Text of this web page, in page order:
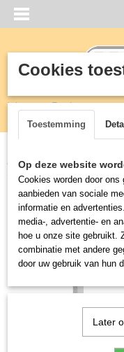
Inloggen Registreren
Home >RVS>Spoeltafel
Cookies
Toestemming
Op deze website
Cookies worden door
aanbieden van sociale
informatie en
media-, advertentie- en
hoe u onze site gebruikt.
combinatie met andere
door uw gebruik van hun
Later